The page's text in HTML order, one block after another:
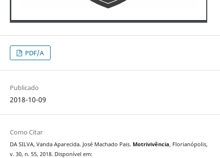
PDF/A
Publicado
2018-10-09
Como Citar
DA SILVA, Vanda Aparecida. José Machado Pais. Motrivivência, Florianópolis,
v. 30, n. 55, 2018. Disponível em: